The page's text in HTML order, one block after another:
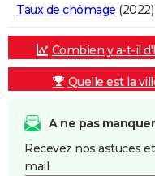
Taux de chômage (2022)
Combien y a-t-il
Quelle est la
A ne pas manquer
Recevez nos astuces
mail.